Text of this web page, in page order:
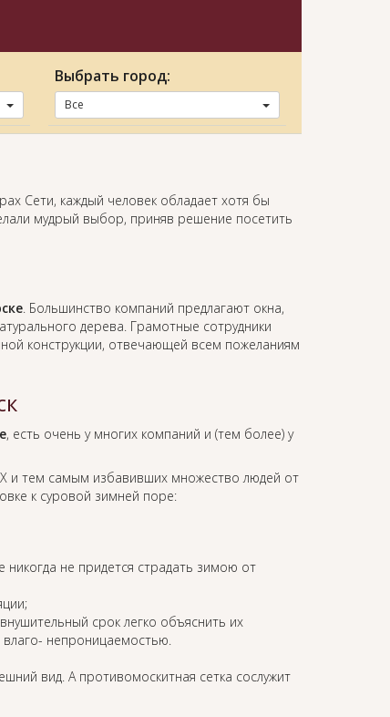
Выбрать город:
Все
Сети, каждый человек обладает хотя бы
мудрый выбор, приняв решение посетить
. Большинство компаний предлагают окна,
дерева. Грамотные сотрудники
конструкции, отвечающей всем пожеланиям
, есть очень у многих компаний и (тем более) у
и тем самым избавивших множество людей от
к суровой зимней поре:
никогда не придется страдать зимою от
срок легко объяснить их
непроницаемостью.
вид. А противомоскитная сетка сослужит